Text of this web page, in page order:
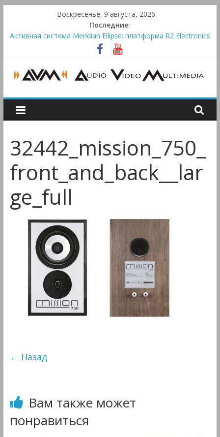
content
Воскресенье, 9 августа, 2026
Последние:
Активная система Meridian Ellipse: платформа R2 Electronics
Platform и программное ядро Atlas Ellipse
Bluetooth-колонки Marshall Emberton III и Willen II:
крикливые и выносливые
Преамп Schiit Saga 2: лестничная громкость, пассивный или
Victrola Automatic — традиционный виниловый автомат,
дополненный Bluetooth
AUDIO,
VIDEO
&
MULTIMEDIA
Аудио,
Видео
Мультимедиа
32442_mission_750_
front_and_back__lar
ge_full
← Назад
Вам также может
понравиться